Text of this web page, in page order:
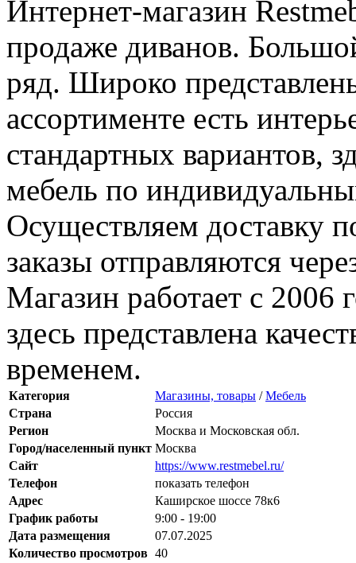
Интернет-магазин
продаже диванов.
ряд. Широко
ассортименте есть
стандартных вариантов,
мебель по
Осуществляем доставку
заказы отправляются
Магазин работает с 2006
здесь представлена
временем.
Категория Магазины, товары /Мебель
Страна
Россия
Регион
Москва и Московская обл.
Город/населенный пункт Москва
Сайт
https://www.restmebel.ru/
Телефон
показать телефон
Адрес
Каширское шоссе 78к6
График работы
9:00 - 19:00
Дата размещения
07.07.2025
Количество просмотров 40